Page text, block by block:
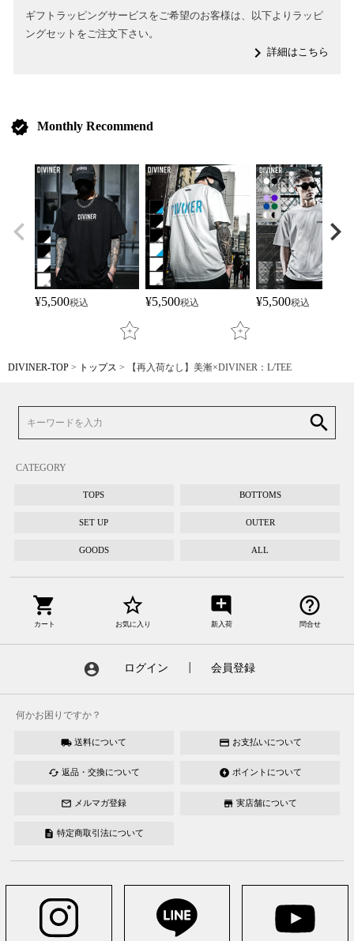
ギフトラッピングサービスをご希望のお客様は、以下よりラッピ
ングセットをご注文下さい。
navigate_next詳細はこちら
verified Monthly Recommend
¥5,500税込 ¥5,500税込 ¥5,500税込
DIVINER-TOP トップス 【再入荷なし】美漸×DIVINER：L/TEE
search
CATEGORY
TOPS BOTTOMS
SET UP OUTER
GOODS ALL
shopping_cart
カート
star_border
お気に入り
add_comment
新入荷
help_outline
問合せ
account_circle ログイン 会員登録
何かお困りですか？
local_shipping 送料について credit_card お支払いについて
cached 返品・交換について offline_bolt ポイントについて
mail_outline メルマガ登録 store 実店舗について
description 特定商取引法について